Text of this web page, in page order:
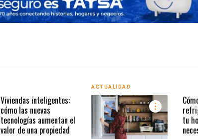
Viviendas inteligentes:
cómo las nuevas
tecnologías aumentan el
valor de una propiedad
ACTUALIDAD
tu